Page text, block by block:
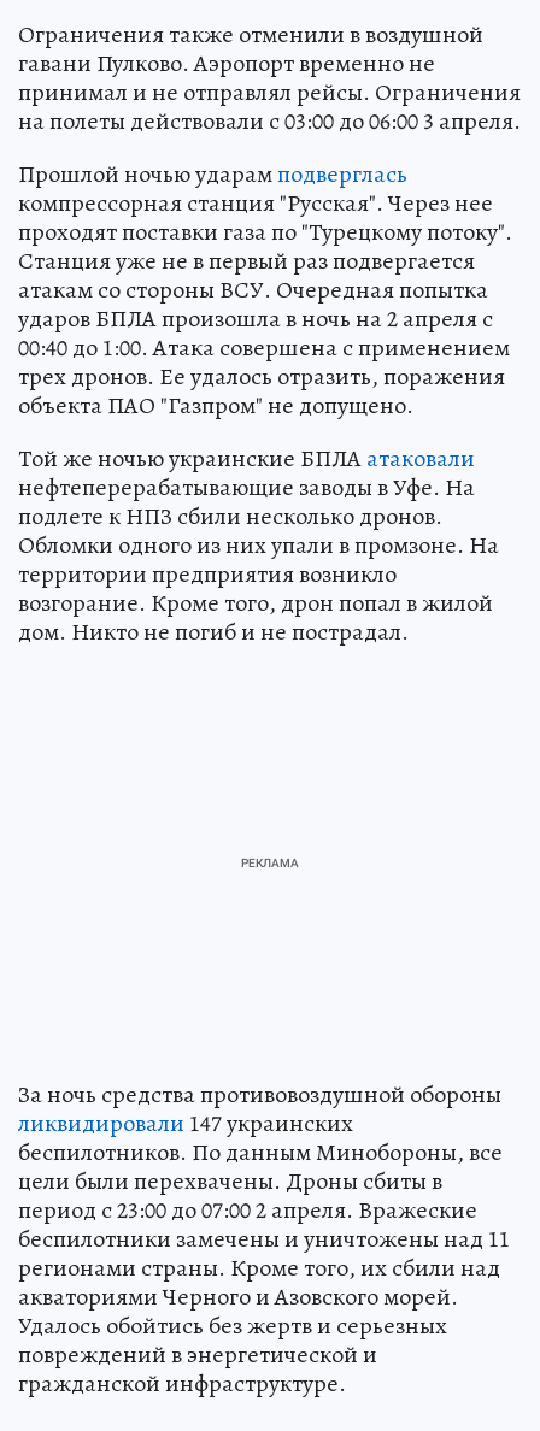
Ограничения также отменили в воздушной
гавани Пулково. Аэропорт временно не
принимал и не отправлял рейсы. Ограничения
на полеты действовали с 03:00 до 06:00 3 апреля.
Прошлой ночью ударамподверглась
компрессорная станция "Русская". Через нее
проходят поставки газа по "Турецкому потоку".
Станция уже не в первый раз подвергается
атакам со стороны ВСУ. Очередная попытка
ударов БПЛА произошла в ночь на 2 апреля с
00:40 до 1:00. Атака совершена с применением
трех дронов. Ее удалось отразить, поражения
объекта ПАО "Газпром" не допущено.
Той же ночью украинские БПЛАатаковали
нефтеперерабатывающие заводы в Уфе. На
подлете к НПЗ сбили несколько дронов.
Обломки одного из них упали в промзоне. На
территории предприятия возникло
возгорание. Кроме того, дрон попал в жилой
дом. Никто не погиб и не пострадал.
За ночь средства противовоздушной обороны
ликвидировали 147 украинских
беспилотников. По данным Минобороны, все
цели были перехвачены. Дроны сбиты в
период с 23:00 до 07:00 2 апреля. Вражеские
беспилотники замечены и уничтожены над 11
регионами страны. Кроме того, их сбили над
акваториями Черного и Азовского морей.
Удалось обойтись без жертв и серьезных
повреждений в энергетической и
гражданской инфраструктуре.